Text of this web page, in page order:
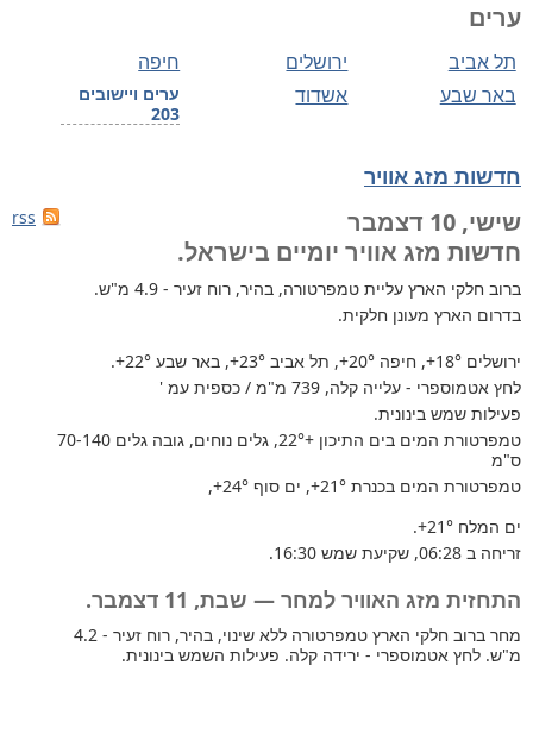
ערים
חיפה ירושלים תל אביב
ערים ויישובים
203
אשדוד באר שבע
חדשות מזג אוויר
rss
שישי, 10 דצמבר
חדשות מזג אוויר יומיים בישראל.
ברוב חלקי הארץ עליית טמפרטורה, בהיר, רוח זעיר - 4.9 מ"ש.
בדרום הארץ מעונן חלקית.
ירושלים +18°, חיפה +20°, תל אביב +23°, באר שבע +22°
.
לחץ אטמוספרי - עלייה קלה, 739 מ"מ / כספית עמ '
פעילות שמש בינונית.
טמפרטורת המים בים התיכון +22°
, גלים נוחים, גובה גלים 70-140
ס"מ
טמפרטורת המים בכנרת +21°, ים סוף +24°
,
ים המלח +21°
.
זריחה ב 06:28, שקיעת שמש 16:30.
התחזית מזג האוויר למחר — שבת, 11 דצמבר.
מחר ברוב חלקי הארץ טמפרטורה ללא שינוי, בהיר, רוח זעיר - 4.2
מ"ש. לחץ אטמוספרי - ירידה קלה. פעילות השמש בינונית.